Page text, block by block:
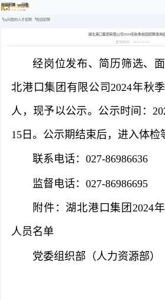
校园招聘 -pg问鼎
pg问鼎的人才招聘 校园招聘
湖北港口集团有限公司2024年秋季校园招聘录用
发布时间：2024-11-11
经岗位发布、简历筛选、
北港口集团有限公司2024年秋
人，现予以公示。公示时间：
15日。公示期结束后，进入体检
联系电话：027-86986636
监督电话：027-86986695
附件：湖北港口集团2024
人员名单
党委组织部（人力资源部）
2024年11